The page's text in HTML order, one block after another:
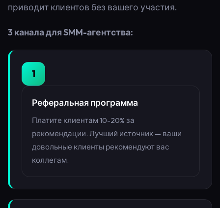
приводит клиентов без вашего участия.
3 канала для SMM-агентства:
1
Реферальная программа
Платите клиентам 10-20% за
рекомендации. Лучший источник — ваши
довольные клиенты рекомендуют вас
коллегам.